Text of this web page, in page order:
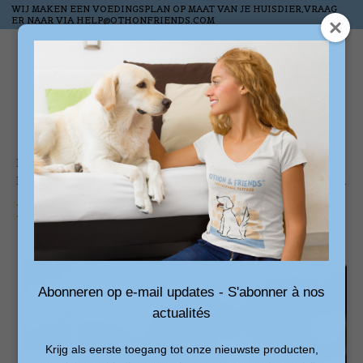
WIJ MAKEN EEN VOEDINGSPLAN OP MAAT VAN JE HUISDIER,VRAAG
ER NAAR VIA HELP@OTHONFRIENDS.COM
Wish List
Home /
KONG EXTREME GOODIE RIBBON ZWART 21,5X8,5X5,5 CM
Product image slideshow Items
Abonneren op e-mail updates - S'abonner à nos
actualités
Krijg als eerste toegang tot onze nieuwste producten,